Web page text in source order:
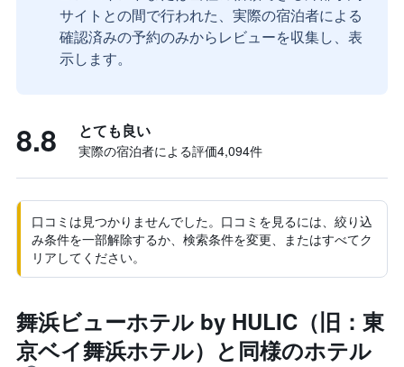
サイトとの間で行われた、実際の宿泊者による
確認済みの予約のみからレビューを収集し、表
示します。
8.8 とても良い
実際の宿泊者による評価4,094​件
口コミは見つかりませんでした。口コミを見るには、絞り込
み条件を一部解除するか、検索条件を変更、またはすべてク
リアしてください。
舞浜ビューホテル by HULIC（旧：東
京ベイ舞浜ホテル）と同様のホテル